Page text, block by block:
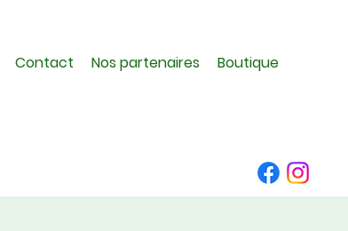
Contact Nos partenaires Boutique